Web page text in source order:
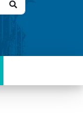
Ir
resultado